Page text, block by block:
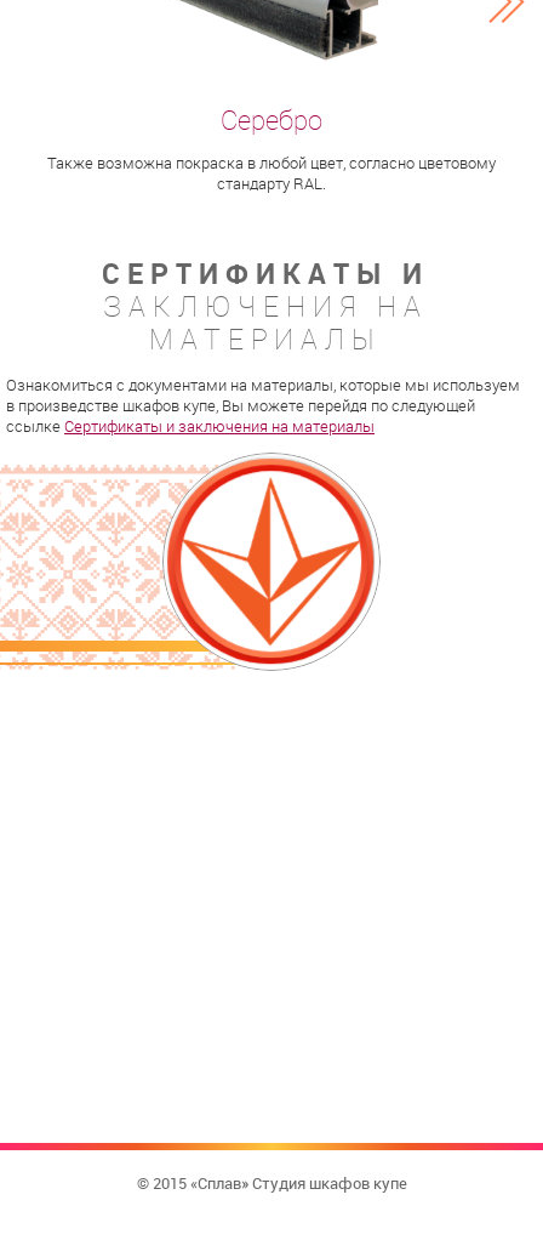
Также возможна покраска в любой цвет, согласно цветовому
стандарту RAL.
СЕРТИФИКАТЫ И
ЗАКЛЮЧЕНИЯ НА
МАТЕРИАЛЫ
Ознакомиться с документами на материалы, которые мы используем
в произведстве шкафов купе, Вы можете перейдя по следующей
ссылкеСертификаты и заключения на материалы
© 2015 «Сплав» Студия шкафов купе